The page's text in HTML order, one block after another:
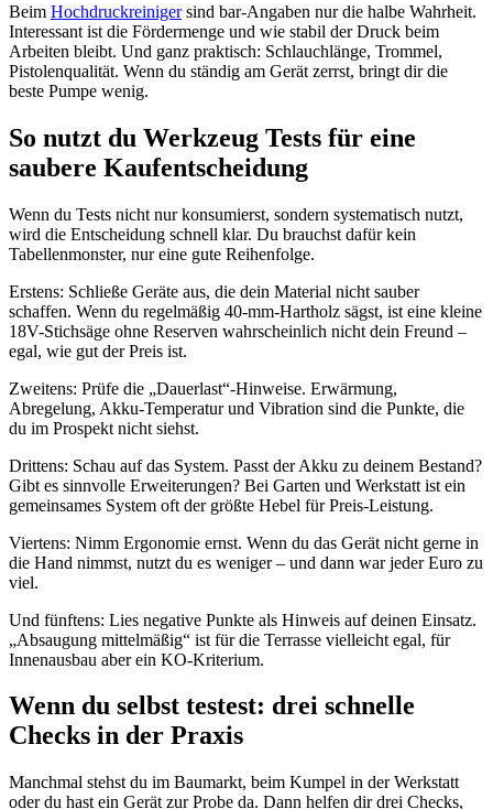
Beim Hochdruckreinigersind bar-Angaben nur die halbe Wahrheit.
Interessant ist die Fördermenge und wie stabil der Druck beim
Arbeiten bleibt. Und ganz praktisch: Schlauchlänge, Trommel,
Pistolenqualität. Wenn du ständig am Gerät zerrst, bringt dir die
beste Pumpe wenig.
So nutzt du Werkzeug Tests für eine
saubere Kaufentscheidung
Wenn du Tests nicht nur konsumierst, sondern systematisch nutzt,
wird die Entscheidung schnell klar. Du brauchst dafür kein
Tabellenmonster, nur eine gute Reihenfolge.
Erstens: Schließe Geräte aus, die dein Material nicht sauber
schaffen. Wenn du regelmäßig 40-mm-Hartholz sägst, ist eine kleine
18V-Stichsäge ohne Reserven wahrscheinlich nicht dein Freund –
egal, wie gut der Preis ist.
Zweitens: Prüfe die „Dauerlast“-Hinweise. Erwärmung,
Abregelung, Akku-Temperatur und Vibration sind die Punkte, die
du im Prospekt nicht siehst.
Drittens: Schau auf das System. Passt der Akku zu deinem Bestand?
Gibt es sinnvolle Erweiterungen? Bei Garten und Werkstatt ist ein
gemeinsames System oft der größte Hebel für Preis-Leistung.
Viertens: Nimm Ergonomie ernst. Wenn du das Gerät nicht gerne in
die Hand nimmst, nutzt du es weniger – und dann war jeder Euro zu
viel.
Und fünftens: Lies negative Punkte als Hinweis auf deinen Einsatz.
„Absaugung mittelmäßig“ ist für die Terrasse vielleicht egal, für
Innenausbau aber ein KO-Kriterium.
Wenn du selbst testest: drei schnelle
Checks in der Praxis
Manchmal stehst du im Baumarkt, beim Kumpel in der Werkstatt
oder du hast ein Gerät zur Probe da. Dann helfen dir drei Checks,